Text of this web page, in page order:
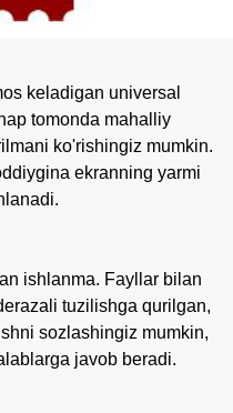
keladigan universal
tomonda mahalliy
ko'rishingiz mumkin.
ekranning yarmi
ishlanma. Fayllar bilan
tuzilishga qurilgan,
sozlashingiz mumkin,
javob beradi.